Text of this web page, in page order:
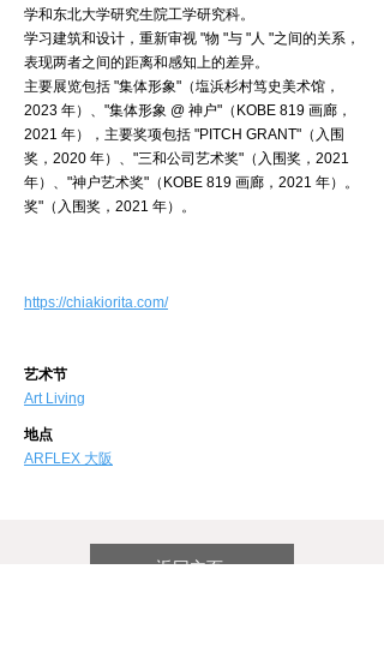
学和东北大学研究生院工学研究科。
学习建筑和设计，重新审视 "物 "与 "人 "之间的关系，
表现两者之间的距离和感知上的差异。
主要展览包括 "集体形象"（塩浜杉村笃史美术馆，
2023 年）、"集体形象 @ 神户"（KOBE 819 画廊，
2021 年），主要奖项包括 "PITCH GRANT"（入围
奖，2020 年）、"三和公司艺术奖"（入围奖，2021
年）、"神户艺术奖"（KOBE 819 画廊，2021 年）。
奖"（入围奖，2021 年）。
https://chiakiorita.com/
艺术节
Art Living
地点
ARFLEX 大阪
返回主页